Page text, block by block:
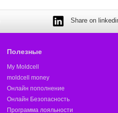
Share on
Полезные
My Moldcell
moldcell money
Онлайн пополнение
Онлайн Безопасность
Программа лояльности